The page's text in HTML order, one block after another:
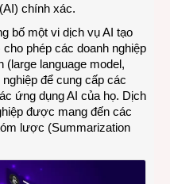
dành
chính xác.
bố một vi dịch vụ AI tạo
phép các doanh nghiệp
language model,
để cung cấp các
ứng dụng AI của họ. Dịch
được mang đến các
lược (Summarization